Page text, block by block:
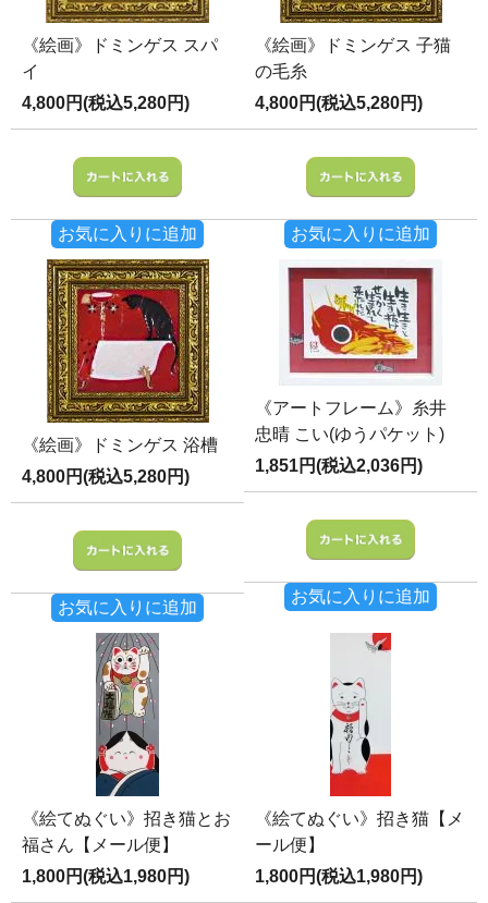
《絵画》ドミンゲス スパ
イ
4,800円(税込5,280円)
お気に入りに追加
《絵画》ドミンゲス 子猫
の毛糸
4,800円(税込5,280円)
お気に入りに追加
《絵画》ドミンゲス 浴槽
4,800円(税込5,280円)
お気に入りに追加
《アートフレーム》糸井
忠晴 こい(ゆうパケット)
1,851円(税込2,036円)
お気に入りに追加
《絵てぬぐい》招き猫とお
福さん【メール便】
1,800円(税込1,980円)
《絵てぬぐい》招き猫【メ
ール便】
1,800円(税込1,980円)